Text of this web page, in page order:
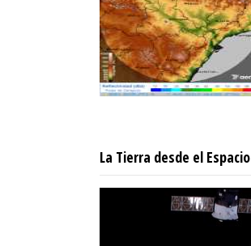
La Tierra desde el Espacio